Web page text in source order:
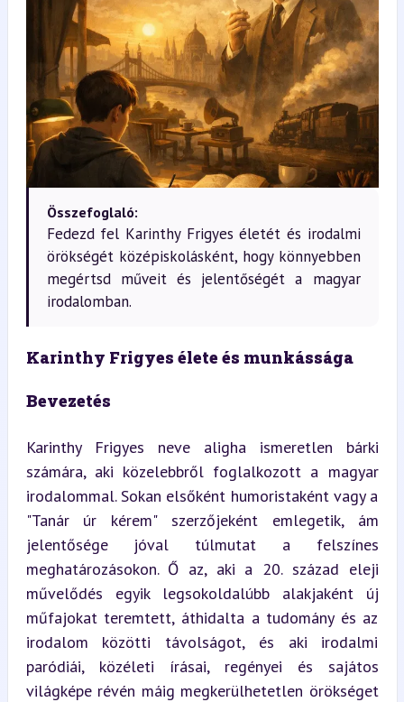
Összefoglaló:
Fedezd fel Karinthy Frigyes életét és irodalmi
örökségét középiskolásként, hogy könnyebben
megértsd műveit és jelentőségét a magyar
irodalomban.
Karinthy Frigyes élete és munkássága
Bevezetés
Karinthy Frigyes neve aligha ismeretlen bárki
számára, aki közelebbről foglalkozott a magyar
irodalommal. Sokan elsőként humoristaként vagy a
"Tanár úr kérem" szerzőjeként emlegetik, ám
jelentősége jóval túlmutat a felszínes
meghatározásokon. Ő az, aki a 20. század eleji
művelődés egyik legsokoldalúbb alakjaként új
műfajokat teremtett, áthidalta a tudomány és az
irodalom közötti távolságot, és aki irodalmi
paródiái, közéleti írásai, regényei és sajátos
világképe révén máig megkerülhetetlen örökséget